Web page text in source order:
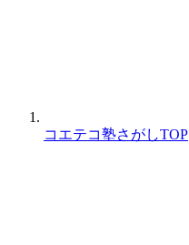
コエテコ塾さがしTOP